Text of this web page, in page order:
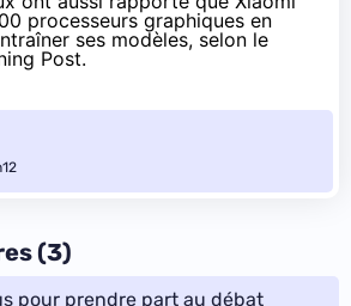
processeurs graphiques en
ses modèles, selon le
Post.
(3)
pour prendre part au débat